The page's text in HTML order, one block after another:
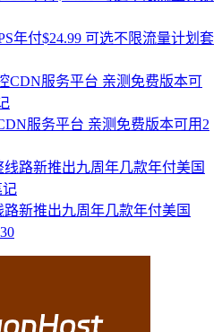
年付$24.99 可选不限流量计划套
服务平台 亲测免费版本可用2
路新推出九周年几款年付美国